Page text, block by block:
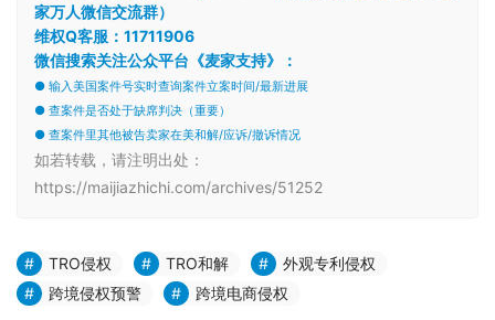
家万人微信交流群）
维权Q客服：11711906
微信搜索关注公众平台《麦家支持》：
● 输入美国案件号实时查询案件立案时间/最新进展
● 查案件是否处于缺席判决（重要）
● 查案件里其他被告卖家在美和解/应诉/撤诉情况
如若转载，请注明出处：
https://maijiazhichi.com/archives/51252
TRO侵权 TRO和解
外观专利侵权
跨境侵权预警
跨境电商侵权